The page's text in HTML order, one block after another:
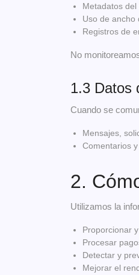
Metadatos
Uso de ancho
Registros de
No
1.3 Datos
Cuando se
Mensajes,
Comentarios
2.
Utilizamos la
Proporcionar
Procesar
Detectar y
Mejorar el